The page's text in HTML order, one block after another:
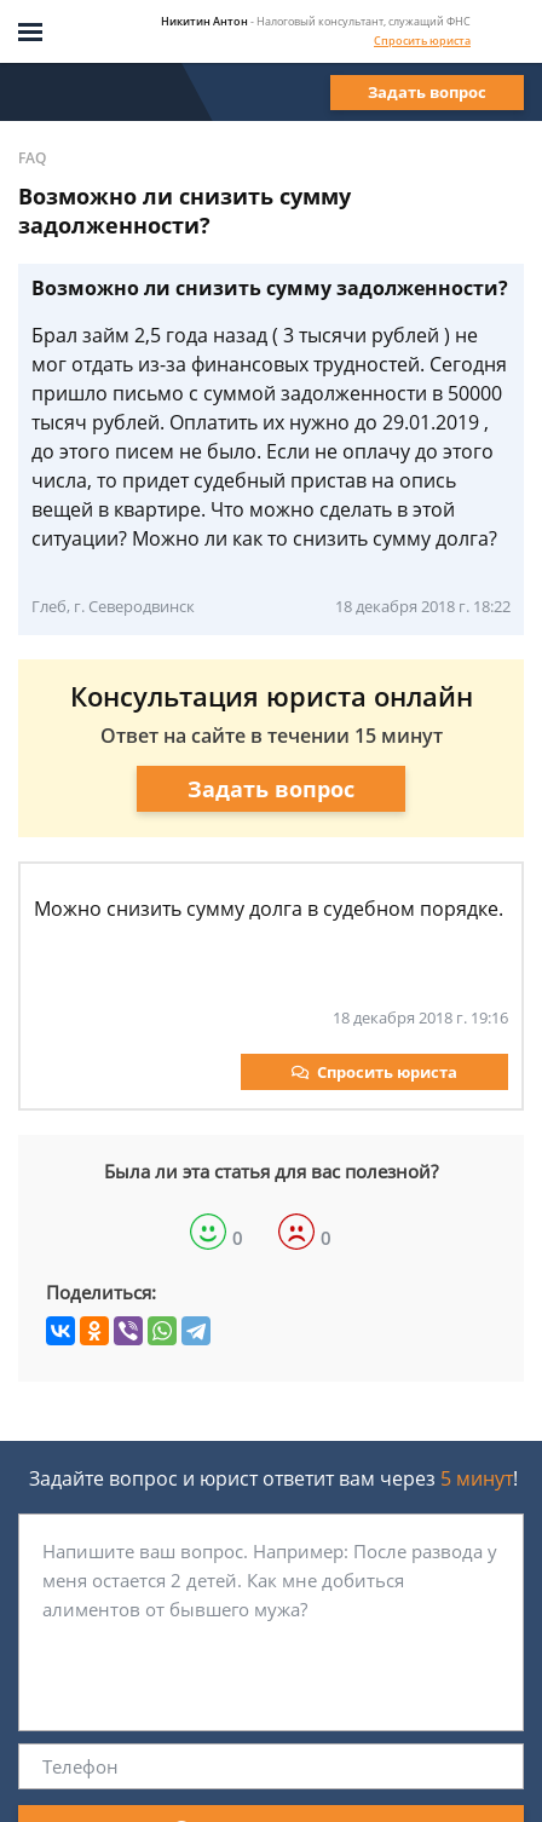
Никитин Антон - Налоговый консультант, служащий ФНС
Спросить юриста
Задать вопрос
FAQ
Возможно ли снизить сумму
задолженности?
Возможно ли снизить сумму задолженности?
Брал займ 2,5 года назад ( 3 тысячи рублей ) не
мог отдать из-за финансовых трудностей. Сегодня
пришло письмо с суммой задолженности в 50000
тысяч рублей. Оплатить их нужно до 29.01.2019 ,
до этого писем не было. Если не оплачу до этого
числа, то придет судебный пристав на опись
вещей в квартире. Что можно сделать в этой
ситуации? Можно ли как то снизить сумму долга?
Глеб, г. Северодвинск 18 декабря 2018 г. 18:22
Консультация юриста онлайн
Ответ на сайте в течении 15 минут
Задать вопрос
Можно снизить сумму долга в судебном порядке.
18 декабря 2018 г. 19:16
Спросить юриста
Была ли эта статья для вас полезной?
0 0
Поделиться:
Задайте вопрос и юрист ответит вам через 5 минут!